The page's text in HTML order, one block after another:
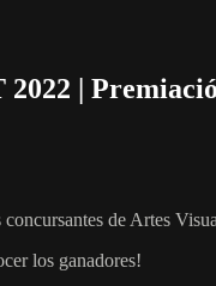
|
de Artes
los ganadores!